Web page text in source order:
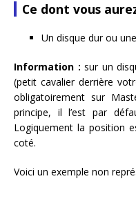
Ce dont vous
Un disque dur ou
Information : sur un
(petit cavalier derrière
obligatoirement sur
principe, il l’est par
Logiquement la position
coté.
Voici un exemple non